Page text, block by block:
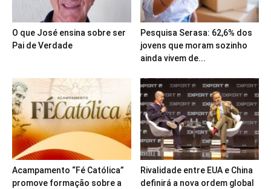
O que José ensina sobre ser
Pai de Verdade
Pesquisa Serasa: 62,6% dos
jovens que moram sozinho
ainda vivem de...
Acampamento “Fé Católica”
promove formação sobre a
Rivalidade entre EUA e China
definirá a nova ordem global